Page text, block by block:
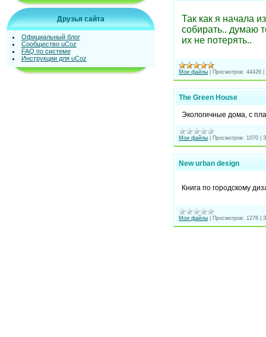
Друзья сайта
Официальный блог
Сообщество uCoz
FAQ по системе
Инструкции для uCoz
Так как я начала
собирать.. думаю
их не потерять..
Мои файлы Просмотров: 44426
The Green House
Экологичные дома, с
Мои файлы Просмотров: 1070
New urban design
Книга по городскому
Мои файлы Просмотров: 1278